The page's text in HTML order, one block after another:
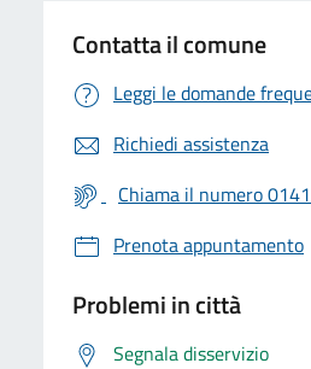
Contatta il comune
Leggi le domande
Richiedi assistenza
Chiama il numero
Prenota appuntamento
Problemi in città
Segnala disservizio